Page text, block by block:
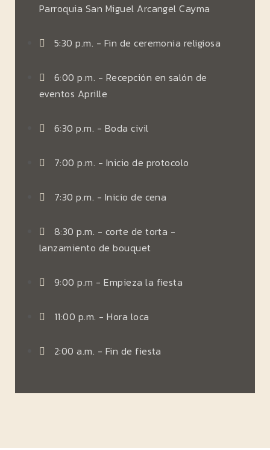
Parroquia San Miguel Arcangel Cayma
5:30 p.m. - Fin de ceremonia religiosa
6:00 p.m. - Recepción en salón de
eventos Aprille
6:30 p.m. - Boda civil
7:00 p.m. - Inicio de protocolo
7:30 p.m. - Inicio de cena
8:30 p.m. - corte de torta -
lanzamiento de bouquet
9:00 p.m - Empieza la fiesta
11:00 p.m. - Hora loca
2:00 a.m. - Fin de fiesta